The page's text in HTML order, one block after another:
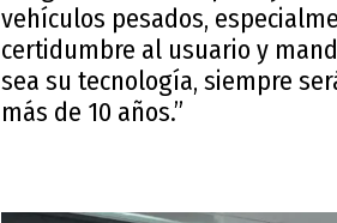
vehículos pesados,
certidumbre al usuario y
sea su tecnología, siempre
más de 10 años.”